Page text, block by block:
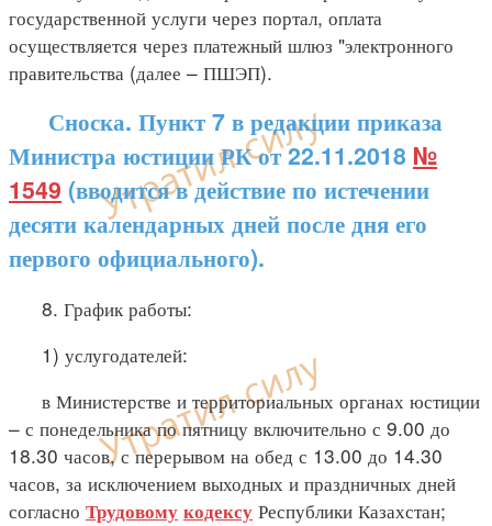
государственной услуги через портал, оплата
осуществляется через платежный шлюз "электронного
правительства (далее – ПШЭП).
Сноска. Пункт 7 в редакции приказа
Министра юстиции РК от 22.11.2018 №
1549 (вводится в действие по истечении
десяти календарных дней после дня его
первого официального).
8. График работы:
1) услугодателей:
в Министерстве и территориальных органах юстиции
– с понедельника по пятницу включительно с 9.00 до
18.30 часов, с перерывом на обед с 13.00 до 14.30
часов, за исключением выходных и праздничных дней
согласно Трудовому кодексу Республики Казахстан;